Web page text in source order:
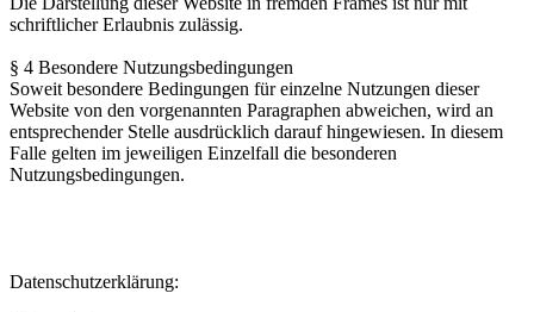
schriftlicher Erlaubnis zulässig.
§ 4 Besondere Nutzungsbedingungen
Soweit besondere Bedingungen für einzelne Nutzungen dieser
Website von den vorgenannten Paragraphen abweichen, wird an
entsprechender Stelle ausdrücklich darauf hingewiesen. In diesem
Falle gelten im jeweiligen Einzelfall die besonderen
Nutzungsbedingungen.
Datenschutzerklärung: